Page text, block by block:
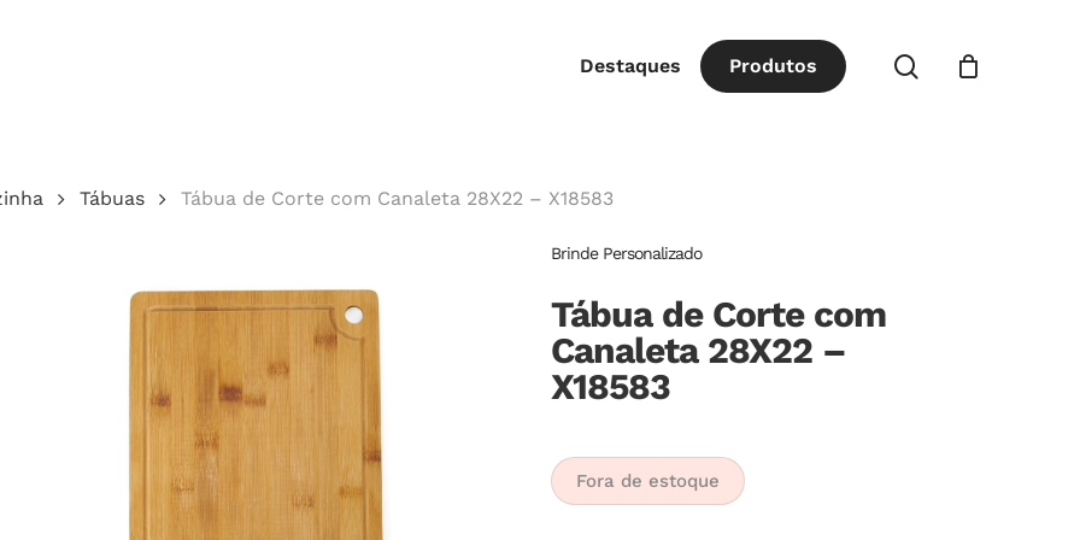
Destaques Produtos procurar
Tábuas Tábua de Corte com Canaleta 28X22 – X18583
Brinde Personalizado
Tábua de Corte com
Canaleta 28X22 –
X18583
Fora de estoque